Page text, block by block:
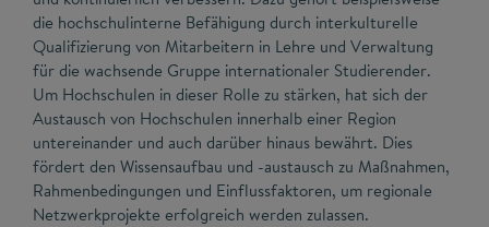
die hochschulinterne Befähigung durch interkulturelle
Qualifizierung von Mitarbeitern in Lehre und Verwaltung
für die wachsende Gruppe internationaler Studierender.
Um Hochschulen in dieser Rolle zu stärken, hat sich der
Austausch von Hochschulen innerhalb einer Region
untereinander und auch darüber hinaus bewährt. Dies
fördert den Wissensaufbau und -austausch zu Maßnahmen,
Rahmenbedingungen und Einflussfaktoren, um regionale
Netzwerkprojekte erfolgreich werden zulassen.